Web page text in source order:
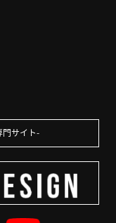
門サイト